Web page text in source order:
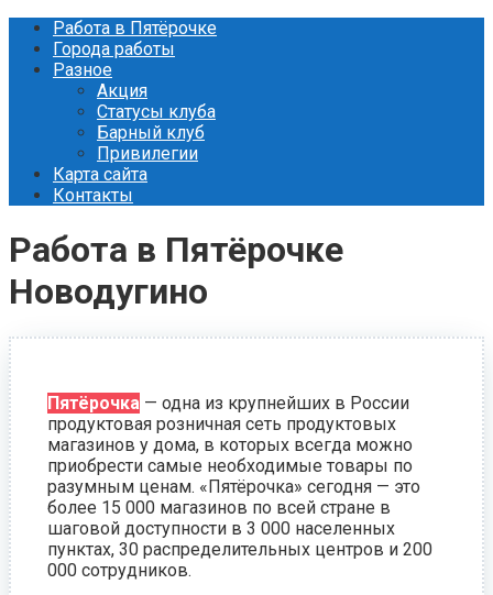
Перейти
контенту
Работа в Пятёрочке
Города работы
Разное
Акция
Статусы клуба
Барный клуб
Привилегии
Карта сайта
Контакты
Работа в Пятёрочке
Новодугино
Пятёрочка — одна из крупнейших в России
продуктовая розничная сеть продуктовых
магазинов у дома, в которых всегда можно
приобрести самые необходимые товары по
разумным ценам. «Пятёрочка» сегодня — это
более 15 000 магазинов по всей стране в
шаговой доступности в 3 000 населенных
пунктах, 30 распределительных центров и 200
000 сотрудников.